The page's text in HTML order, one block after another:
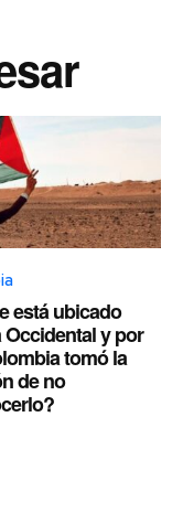
está ubicado
Occidental y por
tomó la
de no